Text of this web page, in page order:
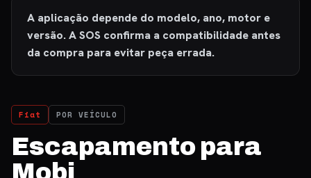
A aplicação depende do modelo, ano, motor e
versão. A SOS confirma a compatibilidade antes
da compra para evitar peça errada.
Fiat POR VEÍCULO
Escapamento para
Mobi